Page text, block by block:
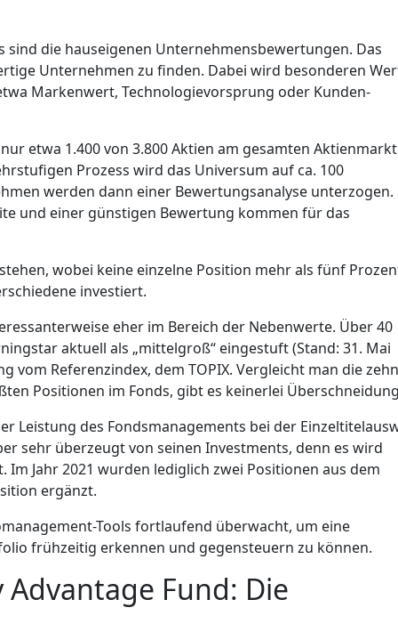
die hauseigenen Unternehmensbewertungen. Das
Unternehmen zu finden. Dabei wird besonderen
Markenwert, Technologievorsprung oder Kunden-
etwa 1.400 von 3.800 Aktien am gesamten Aktienmarkt
Prozess wird das Universum auf ca. 100
werden dann einer Bewertungsanalyse unterzogen.
und einer günstigen Bewertung kommen für das
wobei keine einzelne Position mehr als fünf
investiert.
eher im Bereich der Nebenwerte. Über 40
aktuell als „mittelgroß“ eingestuft (Stand: 31. Mai
vom Referenzindex, dem TOPIX. Vergleicht man die zehn
Positionen im Fonds, gibt es keinerlei
Leistung des Fondsmanagements bei der
sehr überzeugt von seinen Investments, denn es wird
Jahr 2021 wurden lediglich zwei Positionen aus dem
ergänzt.
Tools fortlaufend überwacht, um eine
frühzeitig erkennen und gegensteuern zu können.
Advantage Fund: Die